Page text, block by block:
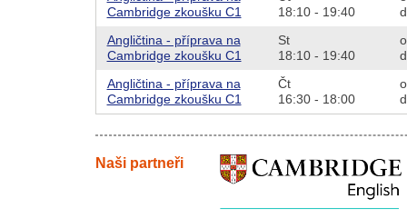
Cambridge zkoušku C1
18:10 - 19:40
Angličtina - příprava na
Cambridge zkoušku C1
St
18:10 - 19:40
Angličtina - příprava na
Cambridge zkoušku C1
Čt
16:30 - 18:00
Naši partneři